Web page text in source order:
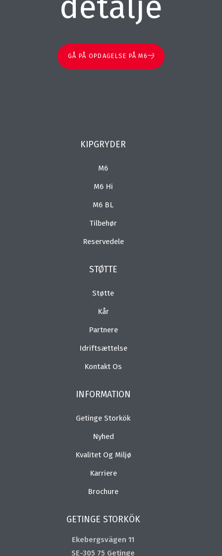
GÅ PÅ OPDAGELSE PÅ M6
KIPGRYDER
M6
M6 Hi
M6 BL
Tilbehør
Reservedele
STØTTE
Støtte
Kår
Partnere
Idriftsættelse
Kontakt Os
INFORMATION
Getinge Storkök
Nyhed
Kvalitet Og Miljø
Karriere
Brochure
GETINGE STORKÖK
Ekebergsvägen 11
SE-305 75 Getinge